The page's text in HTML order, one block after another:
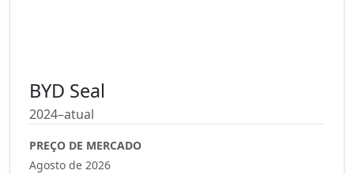
BYD Seal
2024–atual
PREÇO DE MERCADO
Agosto de 2026